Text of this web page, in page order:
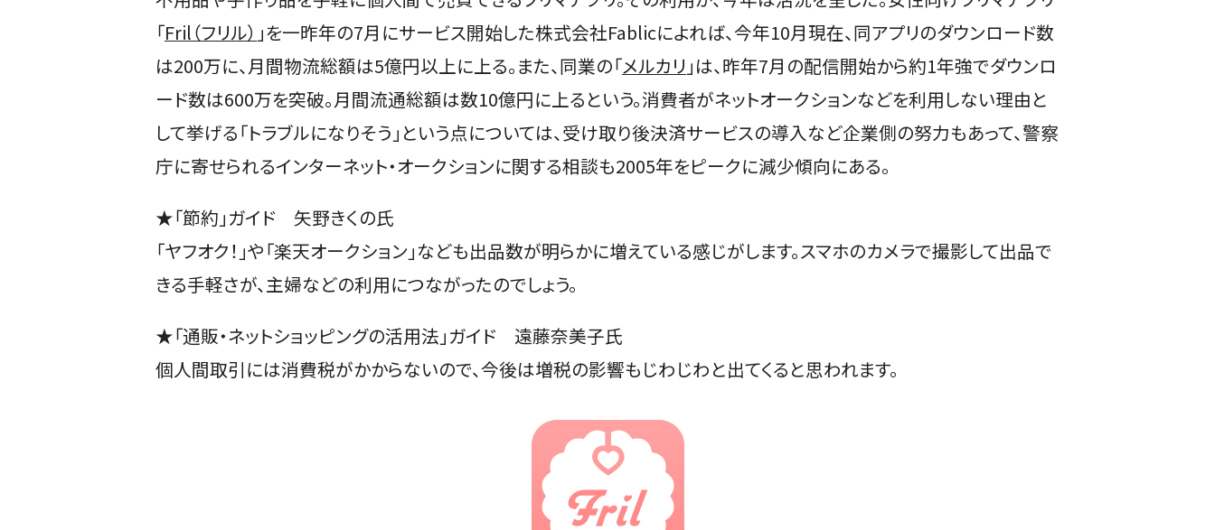
「Fril（フリル） 」を一昨年の7月にサービス開始した株式会社Fablicによれば、今年10月現在、同アプリのダウンロード数
は200万に、月間物流総額は5億円以上に上る。また、同業の「メルカリ 」は、昨年7月の配信開始から約1年強でダウンロ
ード数は600万を突破。月間流通総額は数10億円に上るという。消費者がネットオークションなどを利用しない理由と
して挙げる「トラブルになりそう」という点については、受け取り後決済サービスの導入など企業側の努力もあって、警察
庁に寄せられるインターネット・オークションに関する相談も2005年をピークに減少傾向にある。
★「節約」ガイド 矢野きくの氏
「ヤフオク！」や「楽天オークション」なども出品数が明らかに増えている感じがします。スマホのカメラで撮影して出品で
きる手軽さが、主婦などの利用につながったのでしょう。
★「通販・ネットショッピングの活用法」ガイド 遠藤奈美子氏
個人間取引には消費税がかからないので、今後は増税の影響もじわじわと出てくると思われます。